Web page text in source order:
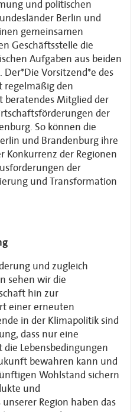
und politischen
Berlin und
gemeinsamen
Geschäftsstelle die
Auf­gaben aus beiden
Vorsitzend*e des
regelmäßig den
beratendes Mitglied der
der
So können die
und Brandenburg ihre
Konkurrenz der Regionen
der
und Transformation
und zugleich
sehen wir die
hin zur
einer erneuten
in der Klimapolitik sind
dass nur eine
Lebensbedingungen
bewahren kann und
Wohlstand sichern
und
Region haben das